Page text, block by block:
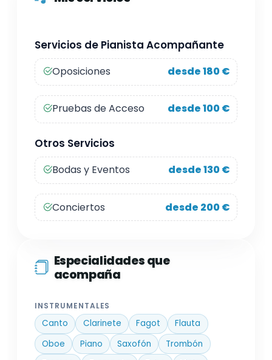
Servicios de Pianista Acompañante
Oposiciones desde 180 €
Pruebas de Acceso desde 100 €
Otros Servicios
Bodas y Eventos desde 130 €
Conciertos desde 200 €
Especialidades que
acompaña
INSTRUMENTALES
Canto Clarinete Fagot
Flauta
Oboe
Piano Saxofón
Trombón